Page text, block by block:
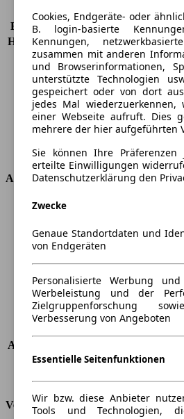
KW (PS)
44
Beschleunigung (0-100 km/h) 17,7s
Höchstgeschwindigkeit (km/h) 145
Anzahl der Gänge
5
Drehmoment
88 nm
Hubraum
998
Kraftstoff
Benzin
Zylinder
3
Getriebe
Antriebsart
Abmessungen
Länge
Breite
1620 mm
Radstand
Maximalgewicht
Max. Zuladung
-
Türen
5
Sitze
4
Anhängelast (ungebremst)
Anhängelast (gebremst)
650 kg
Verbrauch
Cookies, Endgeräte- oder
B. login-basierte
Kennungen,
zusammen mit anderen
und Browserinformationen,
unterstützte Technologien
gespeichert oder von dort
jedes Mal
einer Webseite aufruft. Dies
mehrere der hier aufgeführten
Sie können Ihre Präferenzen
erteilte Einwilligungen
Datenschutzerklärung den
Zwecke
Genaue Standortdaten und
von Endgeräten
Personalisierte Werbung
Werbeleistung und der
Zielgruppenforschung
Verbesserung von Angeboten
Essentielle Seitenfunktionen
Wir bzw. diese Anbieter
Tools und Technologien,